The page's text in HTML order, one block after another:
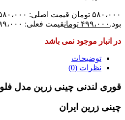
۵۸۰،۰۰۰ تومان
بود. ۴۹۹،۰۰۰ تومانقیمت فعلی: ۴۹۹،۰۰۰ تومان.
در انبار موجود نمی باشد
توضیحات
نظرات (0)
قوری لندنی چینی زرین مدل
چینی زرین ایران